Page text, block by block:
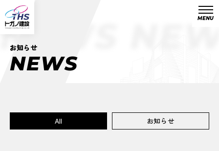
MENU
NEWS
お知らせ
NEWS
All お知らせ